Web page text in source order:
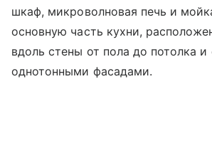
шкаф, микроволновая печь и
основную часть кухни,
вдоль стены от пола до потолка и
однотонными фасадами.